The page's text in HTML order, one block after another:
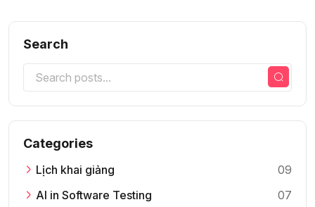
Search
Categories
Lịch khai giảng
09
AI in Software Testing
07